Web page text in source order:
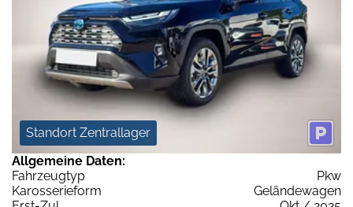
Standort Zentrallager
Allgemeine Daten:
Fahrzeugtyp
Pkw
Karosserieform
Geländewagen